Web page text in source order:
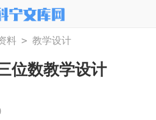
料 > 教学设计
位数教学设计